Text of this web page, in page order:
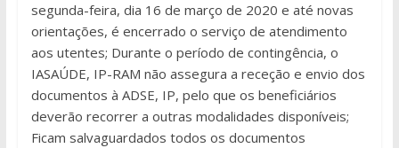
segunda-feira, dia 16 de março de 2020 e até novas
orientações, é encerrado o serviço de atendimento
aos utentes; Durante o período de contingência, o
IASAÚDE, IP-RAM não assegura a receção e envio dos
documentos à ADSE, IP, pelo que os beneficiários
deverão recorrer a outras modalidades disponíveis;
Ficam salvaguardados todos os documentos